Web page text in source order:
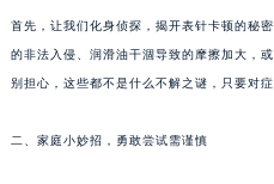
首先，让我们化身侦探，揭开表针卡顿的秘
的非法入侵、润滑油干涸导致的摩擦加大，
别担心，这些都不是什么不解之谜，只要对
二、家庭小妙招，勇敢尝试需谨慎